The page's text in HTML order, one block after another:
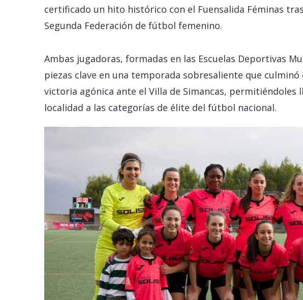
certificado un hito histórico con el Fuensalida Féminas
Segunda Federación de fútbol femenino.
Ambas jugadoras, formadas en las Escuelas Deportivas
piezas clave en una temporada sobresaliente que
victoria agónica ante el Villa de Simancas, permitiéndoles
localidad a las categorías de élite del fútbol nacional.